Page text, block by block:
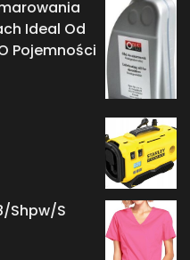
Ideal Od
Pojemności
Shpw/S